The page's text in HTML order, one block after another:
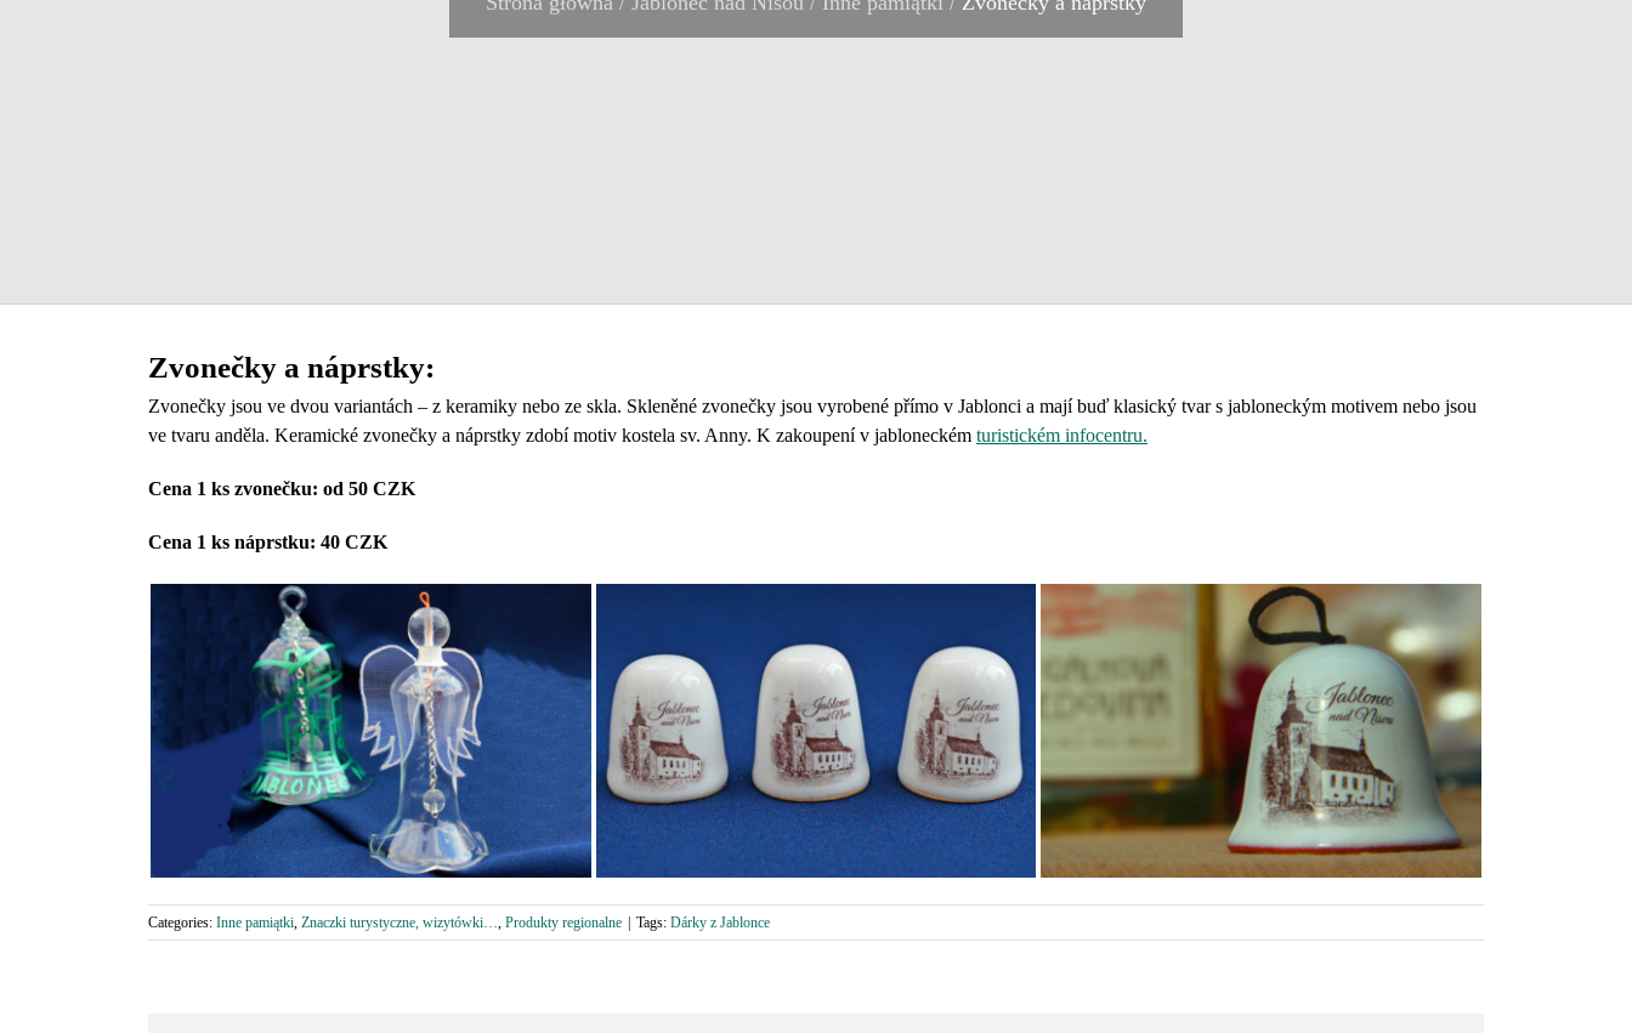
Zvonečky a náprstky:
Zvonečky jsou ve dvou variantách – z keramiky nebo ze skla. Skleněné zvonečky jsou vyrobené přímo v Jablonci a mají buď klasický tvar s jabloneckým motivem nebo jsou
ve tvaru anděla. Keramické zvonečky a náprstky zdobí motiv kostela sv. Anny. K zakoupení v jabloneckém turistickém infocentru.
Cena 1 ks zvonečku: od 50 CZK
Cena 1 ks náprstku: 40 CZK
Categories: Inne pamiątki Znaczki turystyczne, wizytówki… Produkty regionalne | Tags: Dárky z Jablonce